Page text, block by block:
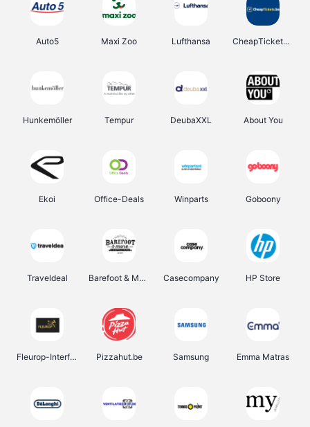
Auto5 Maxi Zoo Lufthansa CheapTickets.be
Hunkemöller Tempur DeubaXXL About You
Ekoi Office-Deals Winparts Goboony
Traveldeal Barefoot & More Casecompany HP Store
Fleurop-Interflora Pizzahut.be Samsung Emma Matras